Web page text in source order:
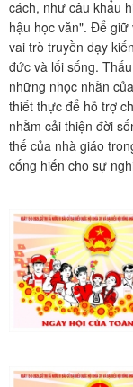
cách, như câu khẩu
hậu học văn". Để
vai trò truyền dạy
đức và lối sống.
những nhọc nhằn
thiết thực để hỗ trợ
nhằm cải thiện đời
thế của nhà giáo
cống hiến cho sự